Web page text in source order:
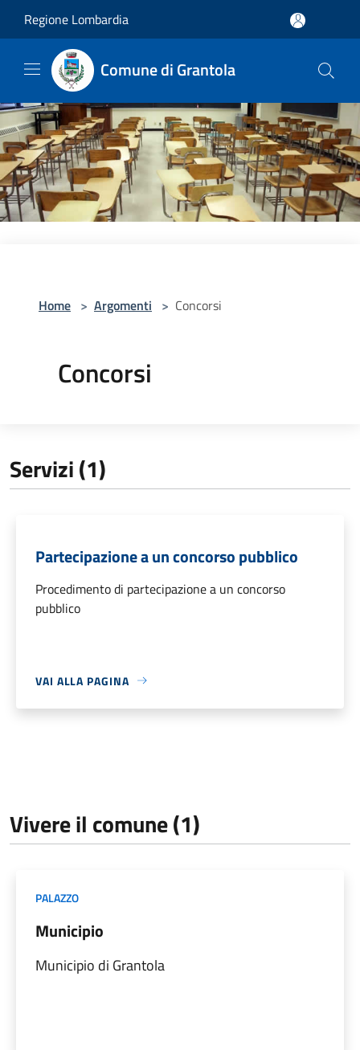
Regione Lombardia
Comune di Grantola
Home > Argomenti > Concorsi
Concorsi
Servizi (1)
Partecipazione a un concorso pubblico
Procedimento di partecipazione a un concorso
pubblico
VAI ALLA PAGINA
Vivere il comune (1)
PALAZZO
Municipio
Municipio di Grantola